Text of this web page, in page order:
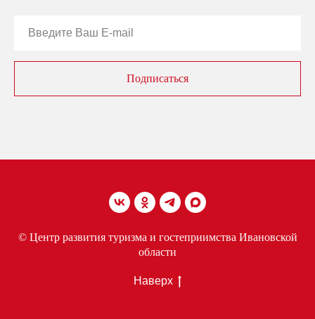
Подписаться
© Центр развития туризма и гостеприимства Ивановской
области
Наверх